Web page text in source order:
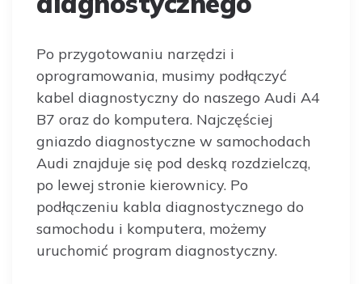
Po przygotowaniu narzędzi i
oprogramowania, musimy podłączyć
kabel diagnostyczny do naszego Audi A4
B7 oraz do komputera. Najczęściej
gniazdo diagnostyczne w samochodach
Audi znajduje się pod deską rozdzielczą,
po lewej stronie kierownicy. Po
podłączeniu kabla diagnostycznego do
samochodu i komputera, możemy
uruchomić program diagnostyczny.